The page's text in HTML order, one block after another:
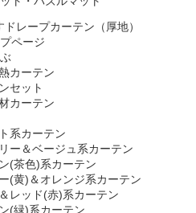
ドレープカーテン（厚地）
ページ
カーテン
セット
カーテン
系カーテン
ー＆ベージュ系カーテン
(茶色)系カーテン
(黄)＆オレンジ系カーテン
レッド(赤)系カーテン
(緑)系カーテン